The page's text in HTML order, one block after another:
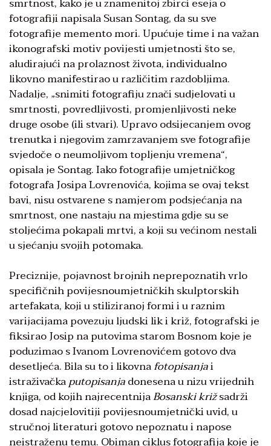
fotografiji napisala Susan Sontag, da su sve
fotografije memento mori. Upućuje time i na važan
ikonografski motiv povijesti umjetnosti što se,
aludirajući na prolaznost života, individualno
likovno manifestirao u različitim razdobljima.
Nadalje, „snimiti fotografiju znači sudjelovati u
smrtnosti, povredljivosti, promjenljivosti neke
druge osobe (ili stvari). Upravo odsijecanjem ovog
trenutka i njegovim zamrzavanjem sve fotografije
svjedoče o neumoljivom topljenju vremena“,
opisala je Sontag. Iako fotografije umjetničkog
fotografa Josipa Lovrenovića, kojima se ovaj tekst
bavi, nisu ostvarene s namjerom podsjećanja na
smrtnost, one nastaju na mjestima gdje su se
stoljećima pokapali mrtvi, a koji su većinom nestali
u sjećanju svojih potomaka.
Preciznije, pojavnost brojnih neprepoznatih vrlo
specifičnih povijesnoumjetničkih skulptors­kih
artefakata, koji u stiliziranoj formi i u raznim
varijacijama po­vezuju ljudski lik i križ, fotografs­ki je
fiksirao Josip na putovima starom Bosnom koje je
poduzimao s Ivanom Lovrenovićem gotovo dva
desetljeća. Bila su to i likovnafotopisanjai
istraživačkaputopi­sanjadonesena u nizu vrijednih
knjiga, od kojih najrecentnijaBosanski križsadrži
dosad najcje­lovitiji povijesnoumjetnički uvid, u
stručnoj literaturi gotovo nepoz­natu i napose
neistraženu temu. Obiman ciklus fotografija koje je